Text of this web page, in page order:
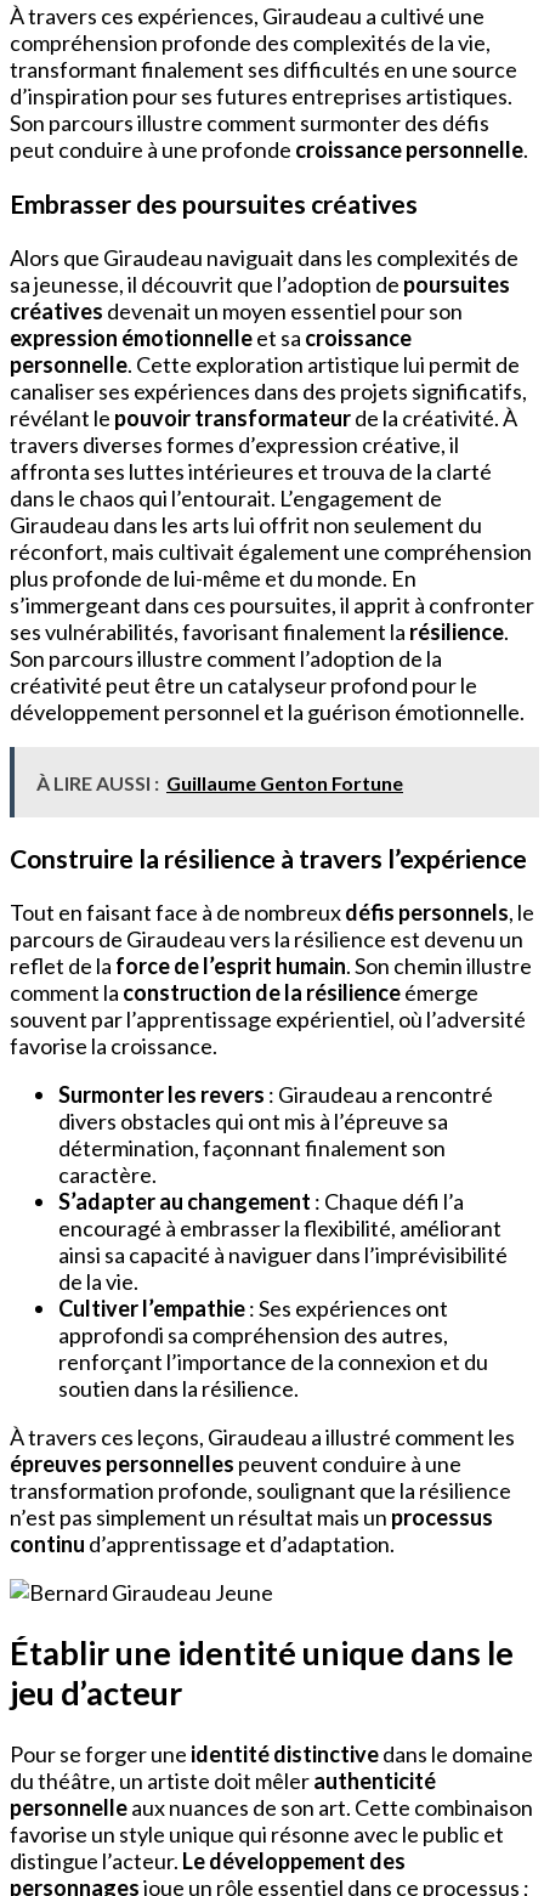
À travers ces expériences, Giraudeau a cultivé une
compréhension profonde des complexités de la vie,
transformant finalement ses difficultés en une source
d’inspiration pour ses futures entreprises artistiques.
Son parcours illustre comment surmonter des défis
peut conduire à une profonde croissance personnelle.
Embrasser des poursuites créatives
Alors que Giraudeau naviguait dans les complexités de
sa jeunesse, il découvrit que l’adoption de poursuites
créatives devenait un moyen essentiel pour son
expression émotionnelleet sa croissance
personnelle. Cette exploration artistique lui permit de
canaliser ses expériences dans des projets significatifs,
révélant le pouvoir transformateurde la créativité. À
travers diverses formes d’expression créative, il
affronta ses luttes intérieures et trouva de la clarté
dans le chaos qui l’entourait. L’engagement de
Giraudeau dans les arts lui offrit non seulement du
réconfort, mais cultivait également une compréhension
plus profonde de lui-même et du monde. En
s’immergeant dans ces poursuites, il apprit à confronter
ses vulnérabilités, favorisant finalement la résilience.
Son parcours illustre comment l’adoption de la
créativité peut être un catalyseur profond pour le
développement personnel et la guérison émotionnelle.
À LIRE AUSSI : Guillaume Genton Fortune
Construire la résilience à travers l’expérience
Tout en faisant face à de nombreuxdéfis personnels, le
parcours de Giraudeau vers la résilience est devenu un
reflet de la force de l’esprit humain. Son chemin illustre
comment la construction de la résilienceémerge
souvent par l’apprentissage expérientiel, où l’adversité
favorise la croissance.
Surmonter les revers : Giraudeau a rencontré
divers obstacles qui ont mis à l’épreuve sa
détermination, façonnant finalement son
caractère.
S’adapter au changement : Chaque défi l’a
encouragé à embrasser la flexibilité, améliorant
ainsi sa capacité à naviguer dans l’imprévisibilité
de la vie.
Cultiver l’empathie: Ses expériences ont
approfondi sa compréhension des autres,
renforçant l’importance de la connexion et du
soutien dans la résilience.
À travers ces leçons, Giraudeau a illustré comment les
épreuves personnelles peuvent conduire à une
transformation profonde, soulignant que la résilience
n’est pas simplement un résultat mais un processus
continu d’apprentissage et d’adaptation.
Établir une identité unique dans le
jeu d’acteur
Pour se forger une identité distinctivedans le domaine
du théâtre, un artiste doit mêlerauthenticité
personnelleaux nuances de son art. Cette combinaison
favorise un style unique qui résonne avec le public et
distingue l’acteur. Le développement des
personnagesjoue un rôle essentiel dans ce processus ;